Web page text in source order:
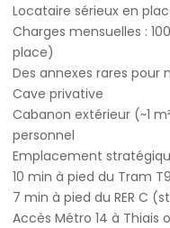
Locataire sérieux en
Charges mensuelles :
place)
Des annexes rares pour
Cave privative
Cabanon extérieur (~1
personnel
Emplacement
10 min à pied du Tram
7 min à pied du RER C
Accès Métro 14 à Thiais